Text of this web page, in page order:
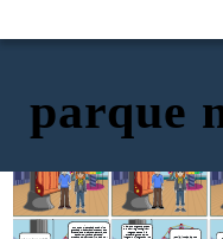
parque
ohh Bueno; pensaba que a ti te
gustaban las atracciones por eso
propusiste el parque. Pero ya que
estamos, ¿qué te parece si
probamos el carrusel? No es alto y
Vale, supongo que puedo
probar. Me gusta girar. Y
luego podemos ir a
probar algunos de los
juegos. A ti te gustan los ¡Genial! Lo pasaremos